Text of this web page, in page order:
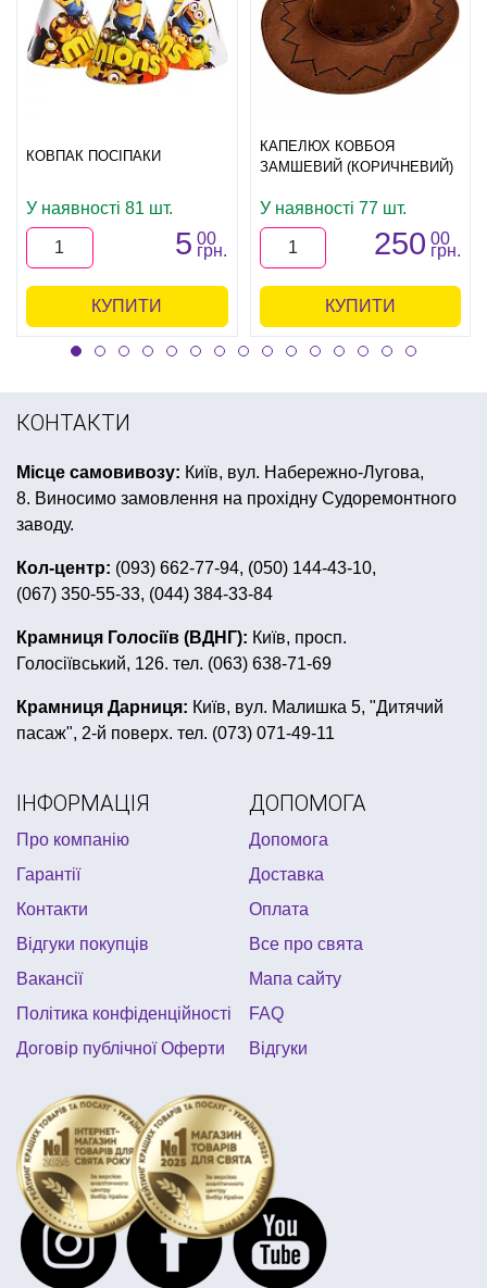
КОВПАК ПОСІПАКИ
У наявності 81 шт.
5 00
грн.
КУПИТИ
КАПЕЛЮХ КОВБОЯ
ЗАМШЕВИЙ (КОРИЧНЕВИЙ)
У наявності 77 шт.
250 00
грн.
КУПИТИ
КОНТАКТИ
Місце самовивозу: Київ, вул. Набережно-Лугова,
8. Виносимо замовлення на прохідну Судоремонтного
заводу.
Кол-центр: (093) 662-77-94, (050) 144-43-10,
(067) 350-55-33, (044) 384-33-84
Крамниця Голосіїв (ВДНГ): Київ, просп.
Голосіївський, 126. тел. (063) 638-71-69
Крамниця Дарниця: Київ, вул. Малишка 5, "Дитячий
пасаж", 2-й поверх. тел. (073) 071-49-11
ІНФОРМАЦІЯ
Про компанію
Гарантії
Контакти
Відгуки покупців
Вакансії
Політика конфіденційності
Договір публічної Оферти
ДОПОМОГА
Допомога
Доставка
Оплата
Все про свята
Мапа сайту
FAQ
Відгуки